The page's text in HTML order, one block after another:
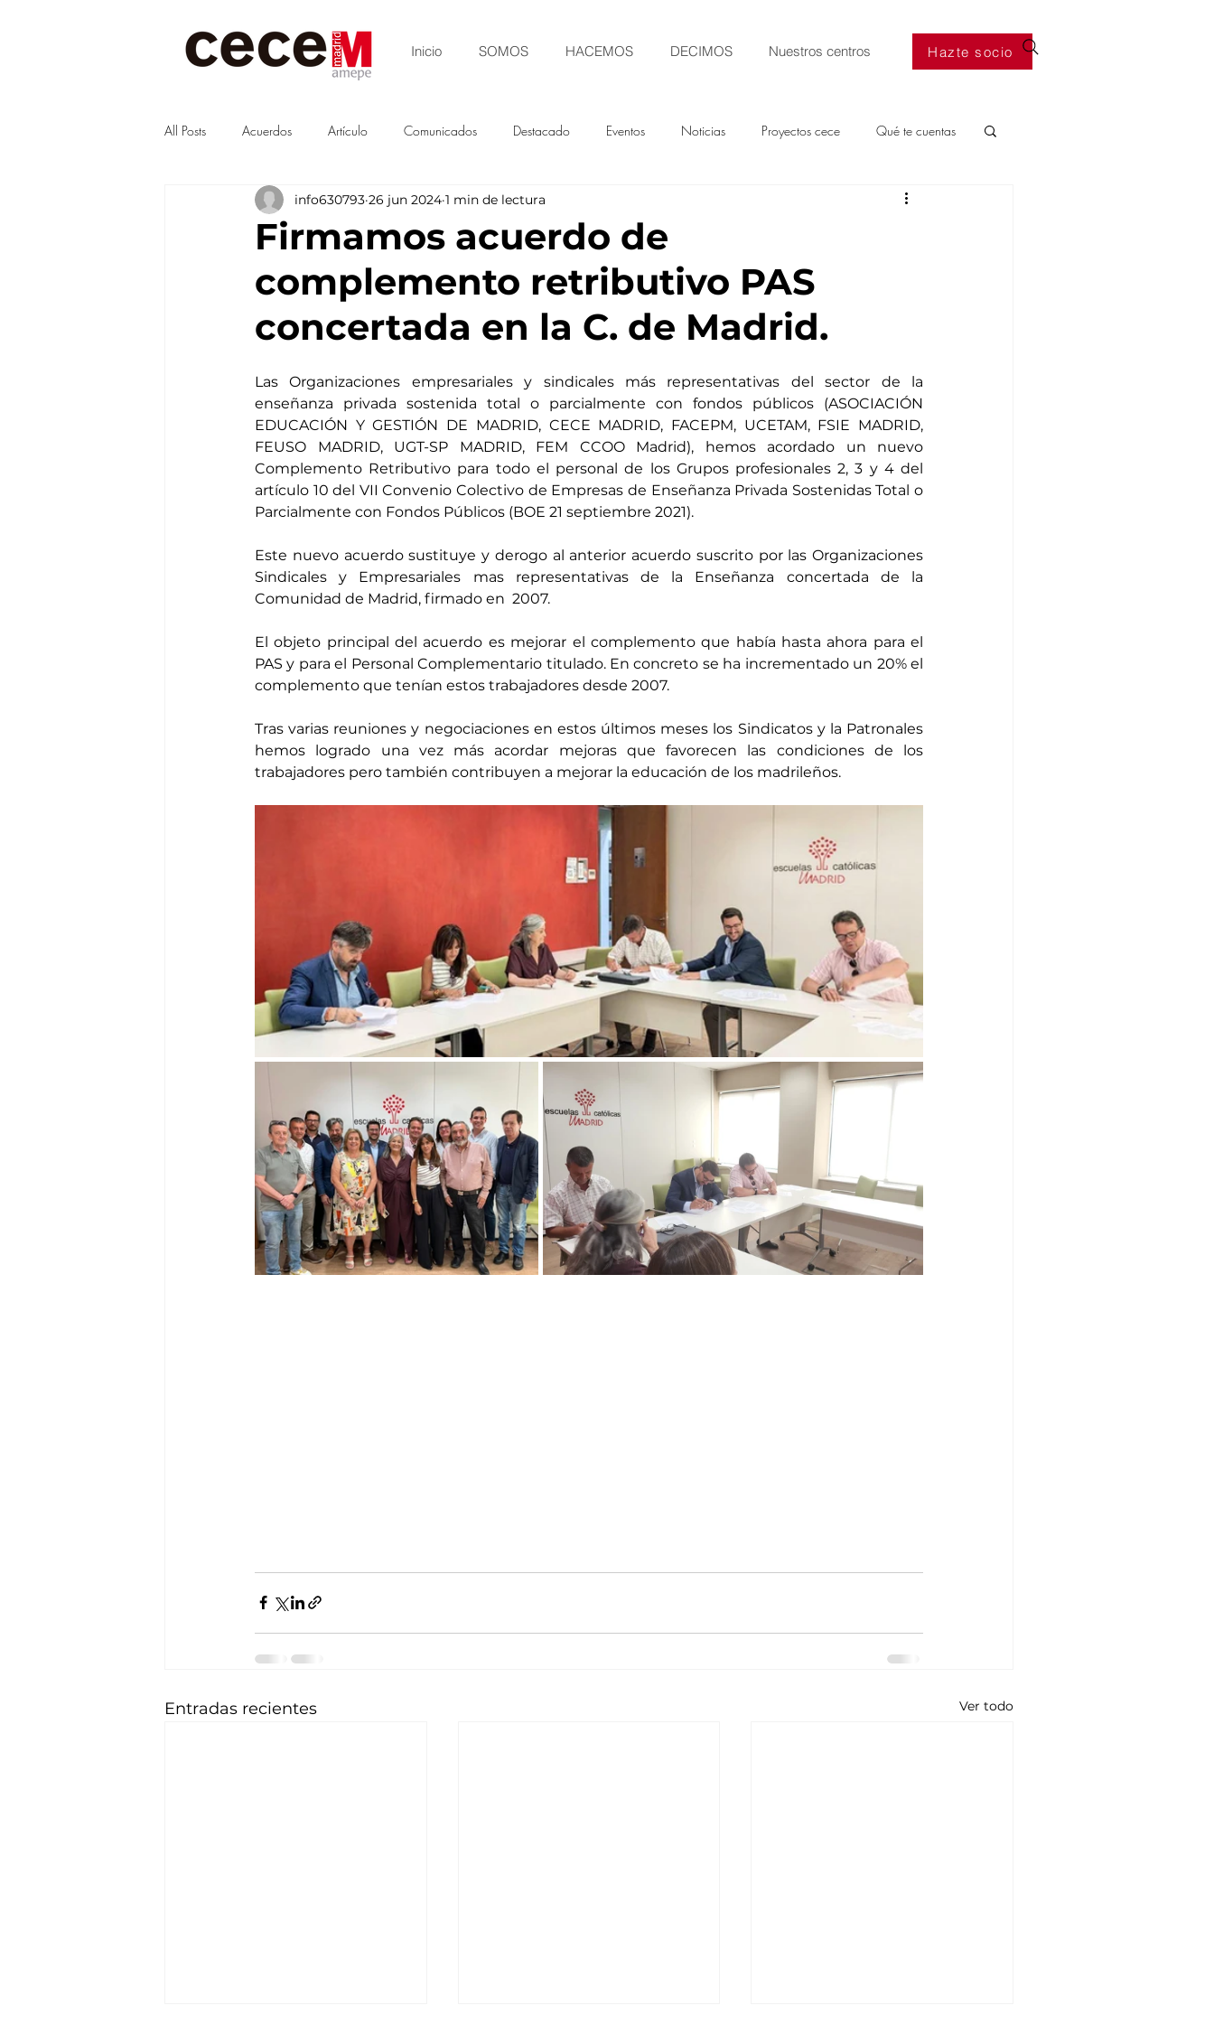
Inicio SOMOS HACEMOS DECIMOS Nuestros centros Hazte socio
All Posts Acuerdos Artículo Comunicados Destacado Eventos Noticias Proyectos cece Qué te cuentas
junta Guías
Firmamos acuerdo de
complemento retributivo PAS
concertada en la C. de Madrid.
info630793 26 jun 2024 1 min de lectura
Las Organizaciones empresariales y sindicales más representativas del sector de la
enseñanza privada sostenida total o parcialmente con fondos públicos (ASOCIACIÓN
EDUCACIÓN Y GESTIÓN DE MADRID, CECE MADRID, FACEPM, UCETAM, FSIE MADRID,
FEUSO MADRID, UGT-SP MADRID, FEM CCOO Madrid), hemos acordado un nuevo
Complemento Retributivo para todo el personal de los Grupos profesionales 2, 3 y 4 del
artículo 10 del VII Convenio Colectivo de Empresas de Enseñanza Privada Sostenidas Total o
Parcialmente con Fondos Públicos (BOE 21 septiembre 2021).
Este nuevo acuerdo sustituye y derogo al anterior acuerdo suscrito por las Organizaciones
Sindicales y Empresariales mas representativas de la Enseñanza concertada de la
Comunidad de Madrid, firmado en  2007.
El objeto principal del acuerdo es mejorar el complemento que había hasta ahora para el
PAS y para el Personal Complementario titulado. En concreto se ha incrementado un 20% el
complemento que tenían estos trabajadores desde 2007.
Tras varias reuniones y negociaciones en estos últimos meses los Sindicatos y la Patronales
hemos logrado una vez más acordar mejoras que favorecen las condiciones de los
trabajadores pero también contribuyen a mejorar la educación de los madrileños.
Entradas recientes Ver todo